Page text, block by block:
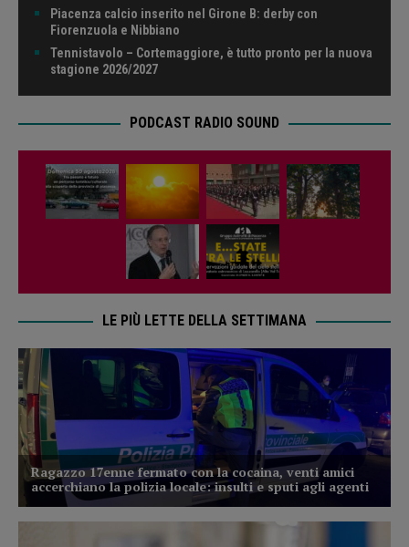
Piacenza calcio inserito nel Girone B: derby con
Fiorenzuola e Nibbiano
Tennistavolo – Cortemaggiore, è tutto pronto per la nuova
stagione 2026/2027
PODCAST RADIO SOUND
LE PIÙ LETTE DELLA SETTIMANA